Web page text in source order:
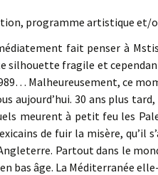
programme artistique et/
fait penser à
silhouette fragile et
Malheureusement, ce
aujourd’hui. 30 ans plus
meurent à petit feu les
de fuir la misère, qu’il
Partout dans le
bas âge. La Méditerranée